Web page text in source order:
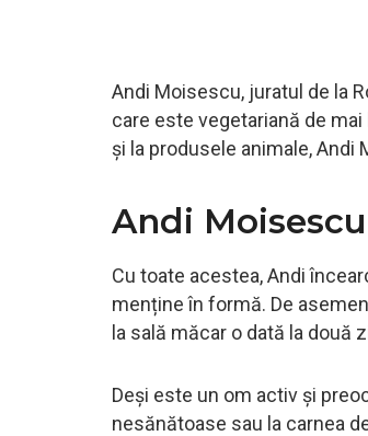
Andi Moisescu, juratul de la
care este vegetariană de
și la produsele animale,
Andi
Cu toate acestea, Andi
menține în formă. De
la sală măcar o dată la două
Deși este un om activ și
nesănătoase sau la carnea